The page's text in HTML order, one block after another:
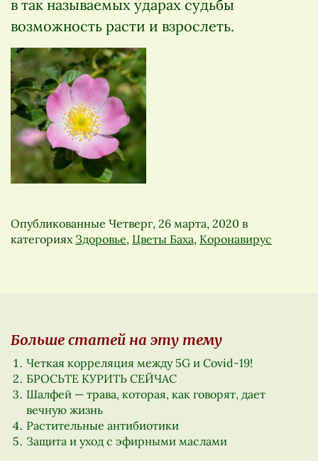
в так называемых ударах судьбы
возможность расти и взрослеть.
Опубликованные Четверг, 26 марта, 2020 в
категориях Здоровье, Цветы Баха, Коронавирус
Больше статей на эту тему
Четкая корреляция между 5G и Covid-19!
БРОСЬТЕ КУРИТЬ СЕЙЧАС
Шалфей — трава, которая, как говорят, дает
вечную жизнь
Растительные антибиотики
Защита и уход с эфирными маслами